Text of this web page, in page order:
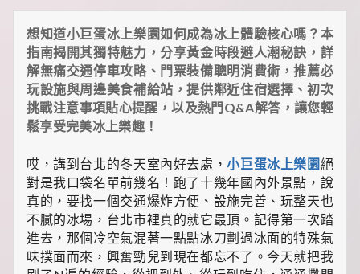
實
用
的
居
家
妙
招、
地
道
的
美
食
推
薦，
還
想知道小巨蛋冰上樂園如何成為冰上體驗核心嗎？本
指南揭開其獨特魅力，分享黃金時段避人潮秘訣，詳
解無痛交通停車攻略、門票裝備聰明消費術，推薦必
玩設施與周邊美食補給站，提供鄰近住宿選擇、初次
挑戰注意事項貼心提醒，以及熱門Q&A解答，讓您輕
鬆享受完美冰上樂趣！
哎，講到台北的冬天室內好去處，小巨蛋冰上樂園絕
對是我口袋名單前幾名！跑了十幾年國內外景點，說
真的，要找一個交通爆炸方便、設施完善、玩整天也
不膩的冰場，台北市裡真的就它最頂。記得第一次踏
進去，那個冷空氣混著一點點冰刀劃過冰面的特殊氣
味撲面而來，興奮勁兒到現在都忘不了。今天就把我